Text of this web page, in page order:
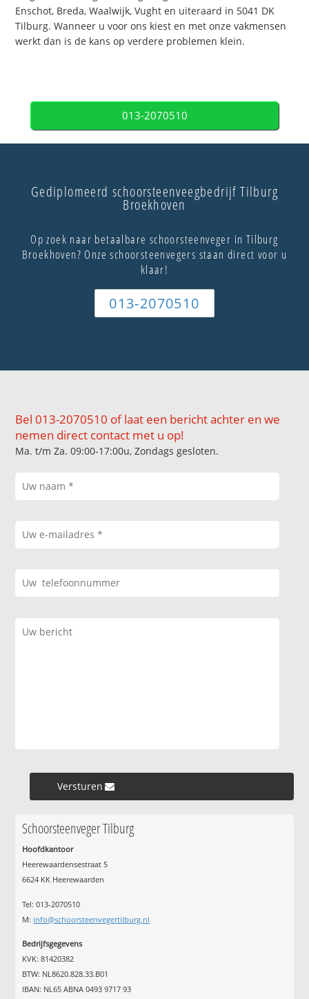
Enschot, Breda, Waalwijk, Vught en uiteraard in 5041 DK
Tilburg. Wanneer u voor ons kiest en met onze vakmensen
werkt dan is de kans op verdere problemen klein.
013-2070510
Gediplomeerd schoorsteenveegbedrijf Tilburg
Broekhoven
Op zoek naar betaalbare schoorsteenveger in Tilburg
Broekhoven? Onze schoorsteenvegers staan direct voor u
klaar!
013-2070510
Bel 013-2070510 of laat een bericht achter en we
nemen direct contact met u op!
Ma. t/m Za. 09:00-17:00u, Zondags gesloten.
Versturen »
Schoorsteenveger Tilburg
Hoofdkantoor
Heerewaardensestraat 5
6624 KK Heerewaarden
Tel: 013-2070510
M: info@schoorsteenvegertilburg.nl
Bedrijfsgegevens
KVK: 81420382
BTW: NL8620.828.33.B01
IBAN: NL65 ABNA 0493 9717 93